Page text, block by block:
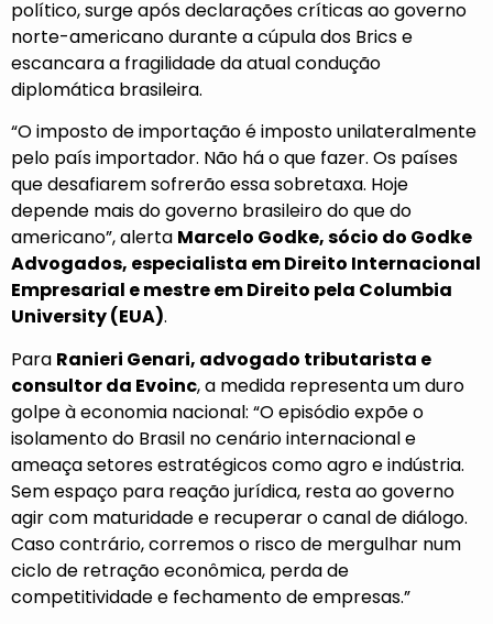
político, surge após declarações críticas ao governo
norte-americano durante a cúpula dos Brics e
escancara a fragilidade da atual condução
diplomática brasileira.
“O imposto de importação é imposto unilateralmente
pelo país importador. Não há o que fazer. Os países
que desafiarem sofrerão essa sobretaxa. Hoje
depende mais do governo brasileiro do que do
americano”, alerta Marcelo Godke, sócio do Godke
Advogados, especialista em Direito Internacional
Empresarial e mestre em Direito pela Columbia
University (EUA).
Para Ranieri Genari, advogado tributarista e
consultor da Evoinc, a medida representa um duro
golpe à economia nacional: “O episódio expõe o
isolamento do Brasil no cenário internacional e
ameaça setores estratégicos como agro e indústria.
Sem espaço para reação jurídica, resta ao governo
agir com maturidade e recuperar o canal de diálogo.
Caso contrário, corremos o risco de mergulhar num
ciclo de retração econômica, perda de
competitividade e fechamento de empresas.”